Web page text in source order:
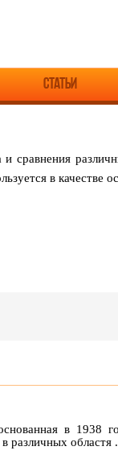
Статьи
и сравнения
в качестве
в 1938
различных областя